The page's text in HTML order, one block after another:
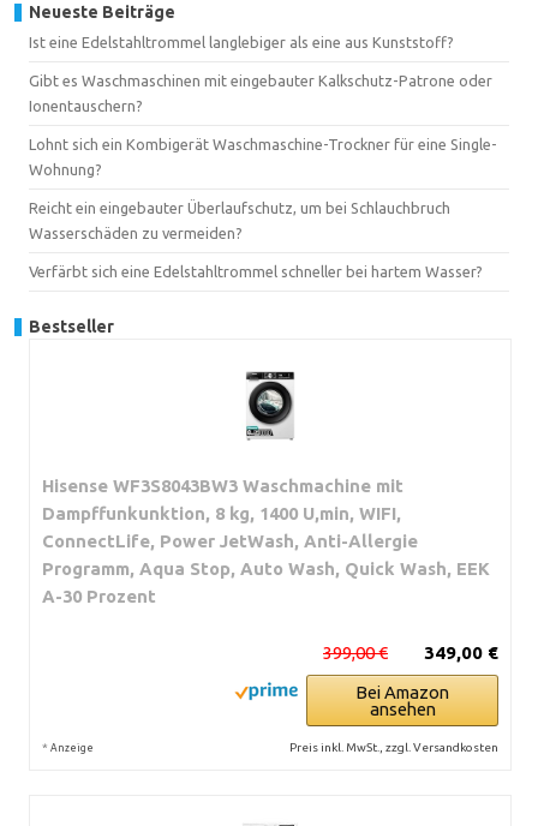
Neueste Beiträge
Ist eine Edelstahltrommel langlebiger als eine aus Kunststoff?
Gibt es Waschmaschinen mit eingebauter Kalkschutz-Patrone oder
Ionentauschern?
Lohnt sich ein Kombigerät Waschmaschine-Trockner für eine Single-
Wohnung?
Reicht ein eingebauter Überlaufschutz, um bei Schlauchbruch
Wasserschäden zu vermeiden?
Verfärbt sich eine Edelstahltrommel schneller bei hartem Wasser?
Bestseller
Hisense WF3S8043BW3 Waschmachine mit
Dampffunkunktion, 8 kg, 1400 U,min, WIFI,
ConnectLife, Power JetWash, Anti-Allergie
Programm, Aqua Stop, Auto Wash, Quick Wash, EEK
A-30 Prozent
349,00 €
399,00 €
Bei Amazon
ansehen
* Anzeige Preis inkl. MwSt., zzgl. Versandkosten